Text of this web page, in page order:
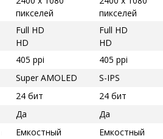
пикселей
пикселей
Full HD
HD
Full HD
HD
405 ppi
405 ppi
Super AMOLED
S-IPS
24 бит
24 бит
Да
Да
Емкостный Емкостный